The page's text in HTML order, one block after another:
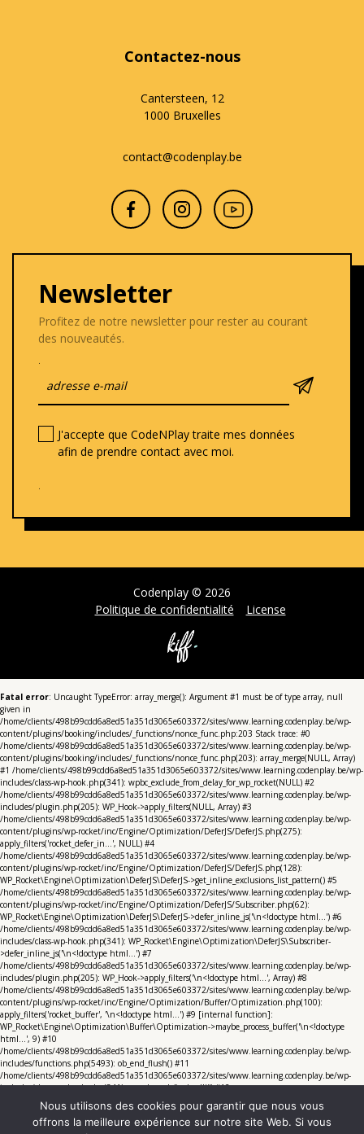
Contactez-nous
Cantersteen, 12
1000 Bruxelles
contact@codenplay.be
Newsletter
Profitez de notre newsletter pour rester au courant
des nouveautés.
.
J'accepte que CodeNPlay traite mes données
afin de prendre contact avec moi.
.
Codenplay © 2026
Politique de confidentialité
License
Nous utilisons des cookies pour garantir que nous vous
offrons la meilleure expérience sur notre site Web. Si vous
Fatal error: Uncaught TypeError: array_merge(): Argument #1 must be of type array, null
given in
/home/clients/498b99cdd6a8ed51a351d3065e603372/sites/www.learning.codenplay.be/wp-
content/plugins/booking/includes/_functions/nonce_func.php:203 Stack trace: #0
/home/clients/498b99cdd6a8ed51a351d3065e603372/sites/www.learning.codenplay.be/wp-
content/plugins/booking/includes/_functions/nonce_func.php(203): array_merge(NULL, Array)
#1 /home/clients/498b99cdd6a8ed51a351d3065e603372/sites/www.learning.codenplay.be/wp-
includes/class-wp-hook.php(341): wpbc_exclude_from_delay_for_wp_rocket(NULL) #2
/home/clients/498b99cdd6a8ed51a351d3065e603372/sites/www.learning.codenplay.be/wp-
includes/plugin.php(205): WP_Hook->apply_filters(NULL, Array) #3
/home/clients/498b99cdd6a8ed51a351d3065e603372/sites/www.learning.codenplay.be/wp-
content/plugins/wp-rocket/inc/Engine/Optimization/DeferJS/DeferJS.php(275):
apply_filters('rocket_defer_in...', NULL) #4
/home/clients/498b99cdd6a8ed51a351d3065e603372/sites/www.learning.codenplay.be/wp-
content/plugins/wp-rocket/inc/Engine/Optimization/DeferJS/DeferJS.php(128):
WP_Rocket\Engine\Optimization\DeferJS\DeferJS->get_inline_exclusions_list_pattern() #5
/home/clients/498b99cdd6a8ed51a351d3065e603372/sites/www.learning.codenplay.be/wp-
content/plugins/wp-rocket/inc/Engine/Optimization/DeferJS/Subscriber.php(62):
WP_Rocket\Engine\Optimization\DeferJS\DeferJS->defer_inline_js('\n<!doctype html...') #6
/home/clients/498b99cdd6a8ed51a351d3065e603372/sites/www.learning.codenplay.be/wp-
includes/class-wp-hook.php(341): WP_Rocket\Engine\Optimization\DeferJS\Subscriber-
>defer_inline_js('\n<!doctype html...') #7
/home/clients/498b99cdd6a8ed51a351d3065e603372/sites/www.learning.codenplay.be/wp-
includes/plugin.php(205): WP_Hook->apply_filters('\n<!doctype html...', Array) #8
/home/clients/498b99cdd6a8ed51a351d3065e603372/sites/www.learning.codenplay.be/wp-
content/plugins/wp-rocket/inc/Engine/Optimization/Buffer/Optimization.php(100):
apply_filters('rocket_buffer', '\n<!doctype html...') #9 [internal function]:
WP_Rocket\Engine\Optimization\Buffer\Optimization->maybe_process_buffer('\n<!doctype
html...', 9) #10
/home/clients/498b99cdd6a8ed51a351d3065e603372/sites/www.learning.codenplay.be/wp-
includes/functions.php(5493): ob_end_flush() #11
/home/clients/498b99cdd6a8ed51a351d3065e603372/sites/www.learning.codenplay.be/wp-
includes/class-wp-hook.php(341): wp_ob_end_flush_all('') #12
/home/clients/498b99cdd6a8ed51a351d3065e603372/sites/www.learning.codenplay.be/wp-
includes/class-wp-hook.php(365): WP_Hook->apply_filters('', Array) #13
/home/clients/498b99cdd6a8ed51a351d3065e603372/sites/www.learning.codenplay.be/wp-